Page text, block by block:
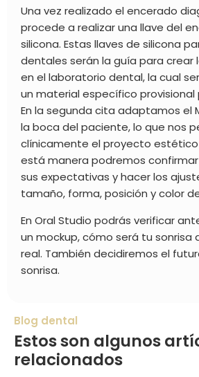
Una vez realizado el encerado
procede a realizar una llave del
silicona. Estas llaves de silicona
dentales serán la guía para crear
en el laboratorio dental, la cual
un material específico provisional
En la segunda cita adaptamos el
la boca del paciente, lo que nos
clínicamente el proyecto
está manera podremos
sus expectativas y hacer los
tamaño, forma, posición y color
En Oral Studio podrás verificar
un mockup, cómo será tu sonrisa
real. También decidiremos el
sonrisa.
Blog dental
Estos son algunos
relacionados